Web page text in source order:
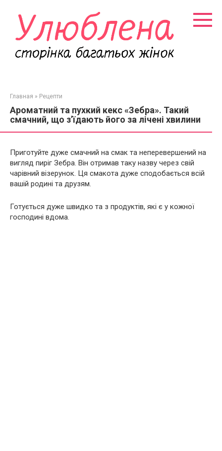
контенту
Главная » Рецепти
Ароматний та пухкий кекс «Зебра». Такий
смачний, що з’їдають його за лічені хвилини
Приготуйте дуже смачний на смак та неперевершений на
вигляд пиріг Зебра. Він отримав таку назву через свій
чарівний візерунок. Ця смакота дуже сподобається всій
вашій родині та друзям.
Готується дуже швидко та з продуктів, які є у кожної
господині вдома.